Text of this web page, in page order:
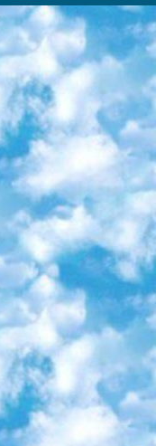
и геномика», «Культура средневековой Скандинавии» и Cinema Studies о теории кино. Каждая подборка лекций — логически связанная история, рассказанная экспертом от первого лица. Кроме того, на сайте появляются научно-образовательные статьи и тесты на разные темы. 7. «Newочём» Команда проекта «Newочём» отбирает самые интересные тексты из англоязычных СМИ и переводит те из них, за которые голосуют участники сообщества «ВКонтакте». По большей части это научно-популярные статьи. Редакторы придумывают лишь заголовки, в остальном содержание переводов соответствует оригиналам. Полные тексты можно читать прямо в социальной сети. 8. InternetUrok Онлайн-база материалов по основным дисциплинам школьной программы. Информация на сайте структурирована по классам, предметам и темам (урокам). Каждый урок состоит из видеолекций и конспектов. Есть также интерактивные тренажёры и тесты для закрепления пройденного материала. Даже если вы давно окончили школу, возможность повторить программу старших классов всегда может пригодиться. 9. Edutainme Ещё один ресурс об образовании. В отличие от Newtonew, как мне кажется, Edutainme больше ориентируется на представителей индустрии: педагогов, предпринимателей, разработчиков образовательных проектов. Но и любой, кто просто стремится к саморазвитию, найдёт на сайте много полезного и интересного для себя. Например, информацию о новых курсах и образовательных сервисах. 10. Newtonew Онлайн-медиа об образовании и обучении в широком смысле. Авторы Newtonew пишут об инструментах, заведениях, тактиках и стратегиях, которые помогают учить других и получать новые знания самостоятельно. На этой площадке вы найдёте новости, обзоры, аналитические мат